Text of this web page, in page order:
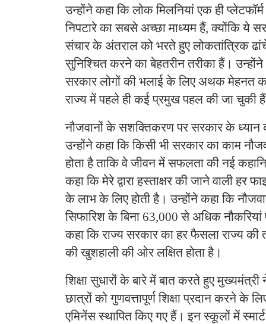
उन्होंने कहा कि लोक मिलनियां एक ही
निपटारे का सबसे अच्छा माध्यम हैं, क्योंकि ये
संचार के अंतराल को भरते हुए लोकतांत्रिक
सुनिश्चित करने का बेहतरीन तरीका हैं।
सरकार लोगों की भलाई के लिए अथक मेहनत
राज्य में पहले ही कई प्रमुख पहल की जा चुकी
नौजवानों के सशक्तिकरण पर सरकार के ध्यान
उन्होंने कहा कि किसी भी सरकार का काम
होता है ताकि वे जीवन में सफलता की नई
कहा कि मेरे द्वारा हस्ताक्षर की जाने वाली
के लाभ के लिए होती है। उन्होंने कहा कि
सिफारिश के बिना 63,000 से अधिक नौकरियां
कहा कि राज्य सरकार का हर फैसला राज्य की
की खुशहाली की ओर लक्षित होता है।
शिक्षा सुधारों के बारे में बात करते हुए मुख्यमंत्री
छात्रों को गुणवत्तापूर्ण शिक्षा प्रदान करने के
एमिनेंस स्थापित किए गए हैं। इन स्कूलों में